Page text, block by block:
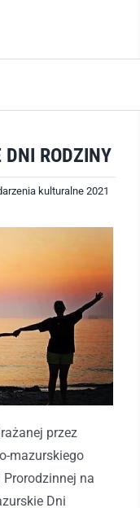
RODZINY
kulturalne 2021
przez
mazurskiego
na
Dni